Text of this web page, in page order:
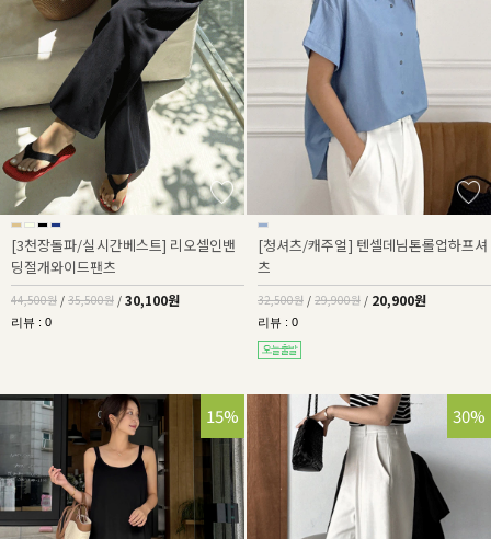
[3천장돌파/실시간베스트] 리오셀인밴
딩절개와이드팬츠
44,500원 / 35,500원 / 30,100원
리뷰 : 0
[청셔츠/캐주얼] 텐셀데님톤롤업하프셔
츠
32,500원 / 29,900원 / 20,900원
리뷰 : 0
15% 30%